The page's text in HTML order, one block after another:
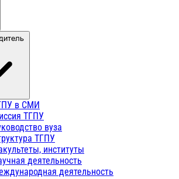
в СМИ
ТГПУ
вуза
ТГПУ
институты
деятельность
деятельность